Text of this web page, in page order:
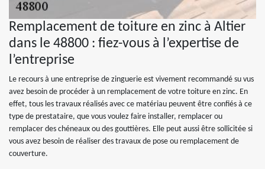
Remplacement de toiture en zinc à Altier
dans le 48800 : fiez-vous à l’expertise de
l’entreprise
Le recours à une entreprise de zinguerie est vivement recommandé su vus
avez besoin de procéder à un remplacement de votre toiture en zinc. En
effet, tous les travaux réalisés avec ce matériau peuvent être confiés à ce
type de prestataire, que vous voulez faire installer, remplacer ou
remplacer des chéneaux ou des gouttières. Elle peut aussi être sollicitée si
vous avez besoin de réaliser des travaux de pose ou remplacement de
couverture.